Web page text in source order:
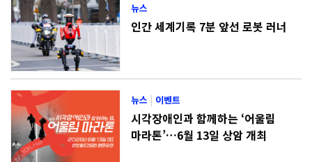
뉴스
인간 세계기록 7분 앞선 로봇 러너
뉴스 | 이벤트
시각장애인과 함께하는 ‘어울림
마라톤’…6월 13일 상암 개최